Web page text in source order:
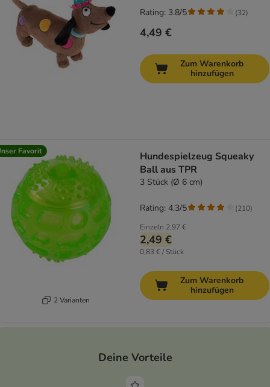
4,49 €
Rating: 3.8/5 (32)
Zum Warenkorb
hinzufügen
Favorit
2 Varianten
Hundespielzeug Squeaky
Ball aus TPR
3 Stück (Ø 6 cm)
Einzeln 2,97 €
2,49 €
0,83 € / Stück
Rating: 4.3/5 (210)
Zum Warenkorb
hinzufügen
Deine Vorteile